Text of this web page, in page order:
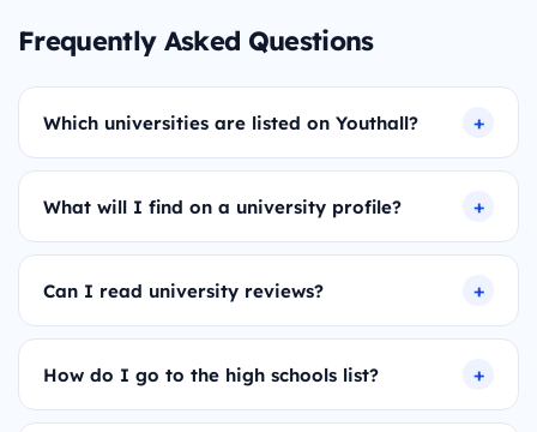
Frequently Asked Questions
Which universities are listed on Youthall?
What will I find on a university profile?
Can I read university reviews?
How do I go to the high schools list?